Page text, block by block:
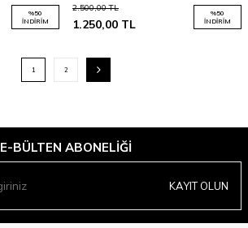
%50
İNDIRIM
2.500,00TL
1.250,00 TL
%50
İNDIRIM
1 2
E-BÜLTEN ABONELIĞI
KAYIT OLUN